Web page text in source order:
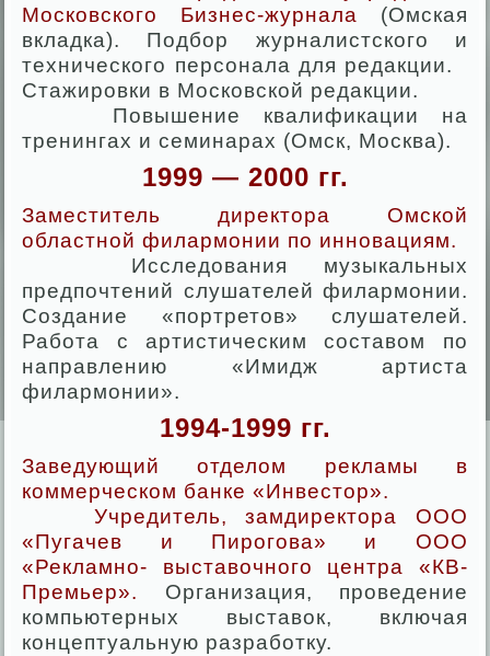
Московского Бизнес-журнала (Омская
вкладка). Подбор журналистского и
технического персонала для редакции.
Стажировки в Московской редакции.
Повышение квалификации на
тренингах и семинарах (Омск, Москва).
1999 — 2000 гг.
Заместитель директора Омской
областной филармонии по инновациям.
Исследования музыкальных
предпочтений слушателей филармонии.
Создание «портретов» слушателей.
Работа с артистическим составом по
направлению «Имидж артиста
филармонии».
1994-1999 гг.
Заведующий отделом рекламы в
коммерческом банке «Инвестор».
Учредитель, замдиректора ООО
«Пугачев и Пирогова» и ООО
«Рекламно- выставочного центра «КВ-
Премьер».
Организация, проведение
компьютерных выставок, включая
концептуальную разработку.